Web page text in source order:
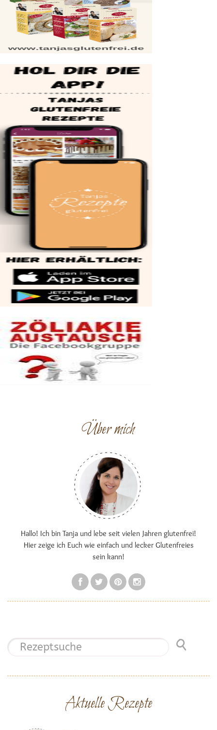
Über mich
Hallo! Ich bin Tanja und lebe seit vielen Jahren glutenfrei!
Hier zeige ich Euch wie einfach und lecker Glutenfreies
sein kann!
Aktuelle Rezepte